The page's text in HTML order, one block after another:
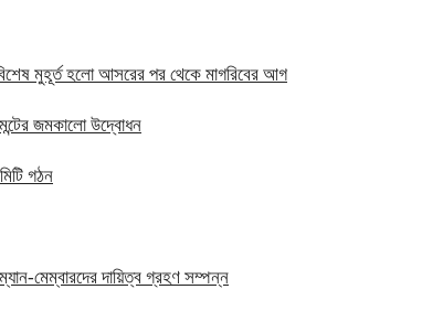
মুহূর্ত হলো আসরের পর থেকে মাগরিবের আগ
জমকালো উদ্বোধন
গঠন
মেম্বারদের দায়িত্ব গ্রহণ সম্পন্ন